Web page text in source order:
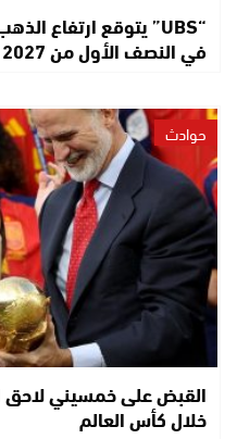
في النصف الأول من 2027
حوادث
القبض على خمسيني لاحق
خلال كأس العالم